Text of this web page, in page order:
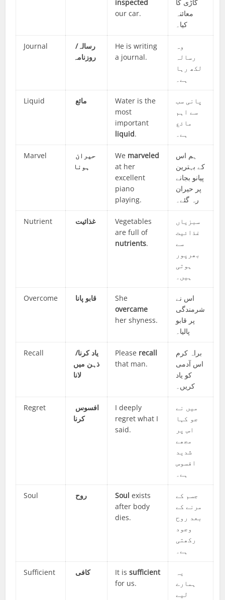
inspected
our car.
گاڑی کا
معائنہ
کیا۔
Journal
رسالہ/
روزنامہ
He is writing
a journal.
وہ
رسالہ
لکھ رہا
ہے۔
Liquid مائع
Water is the
most
important
liquid.
پانی سب
سے اہم
مائع
ہے۔
Marvel
ہونا
We marveled
at her
excellent
piano
playing.
ہم اس
کے بہترین
پیانو بجانے
پر حیران
رہ گئے۔
Nutrient غذائیت
Vegetables
are full of
nutrients.
سبزیاں
غذائیت
سے
بھرپور
ہوتی
ہیں۔
Overcome قابو پانا
She
overcame
her shyness.
اس نے
شرمندگی
پر قابو
پالیا۔
Recall
یاد کرنا/
ذہن میں
لانا
Please recall
that man.
براہ کرم
اس آدمی
کو یاد
کریں۔
Regret
کرنا
I deeply
regret what I
said.
میں نے
جو کہا
اس پر
مجھے
شدید
افسوس
ہے۔
Soul روح Soul exists
after body
dies.
جسم کے
مرنے کے
بعد روح
وجود
رکھتی
ہے۔
Sufficient کافی It issufficient
for us.
یہ
ہمارے
لیے